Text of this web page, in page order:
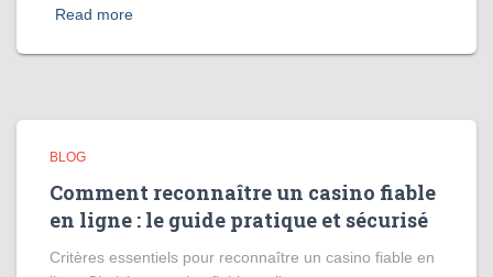
Read more
BLOG
Comment reconnaître un casino fiable
en ligne : le guide pratique et sécurisé
Critères essentiels pour reconnaître un casino fiable en